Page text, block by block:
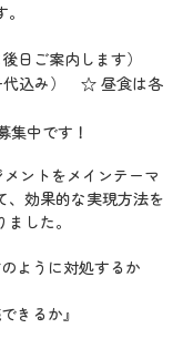
日ご案内します）
代込み） ☆ 昼食は各
集中です！
ントをメインテーマ
、効果的な実現方法を
した。
ように対処するか
きるか』